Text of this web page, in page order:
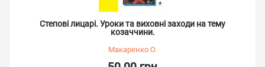
Степові лицарі. Уроки та виховні заходи на тему
козаччини.
Макаренко О.